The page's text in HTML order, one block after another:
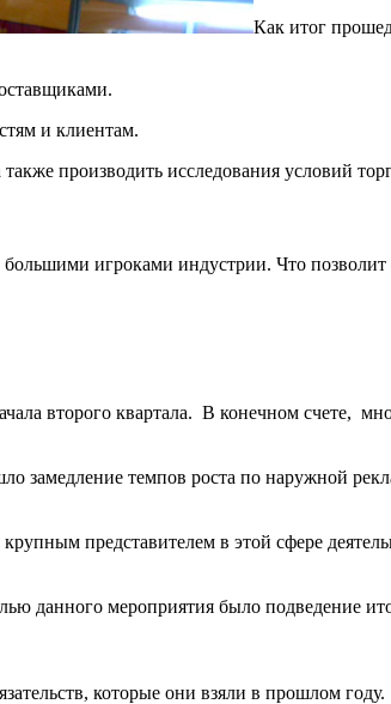
Как итог
и клиентам.
производить исследования условий
игроками индустрии. Что
второго квартала. В конечном счете,
замедление темпов роста по наружной
представителем в этой сфере
данного мероприятия было подведение
которые они взяли в прошлом